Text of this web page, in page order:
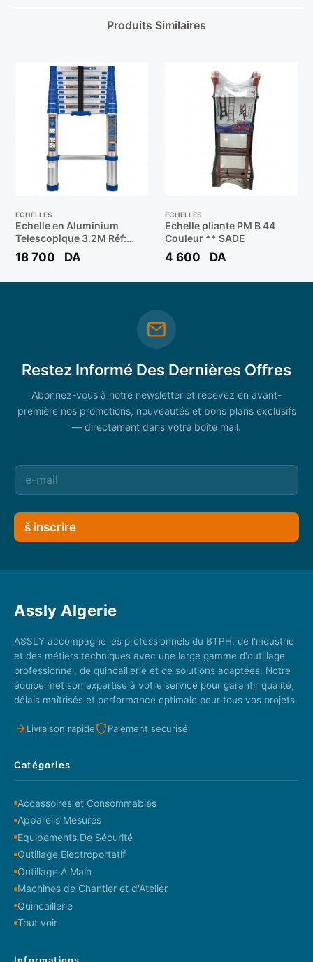
Produits Similaires
ECHELLES
Echelle en Aluminium
Telescopique 3.2M Réf:
WLD5H10 ** WADFOW
18 700 DA
ECHELLES
Echelle pliante PM B 44
Couleur ** SADE
4 600 DA
Restez Informé Des Dernières Offres
Abonnez-vous à notre newsletter et recevez en avant-
première nos promotions, nouveautés et bons plans exclusifs
— directement dans votre boîte mail.
š inscrire
Assly Algerie
ASSLY accompagne les professionnels du BTPH, de l'industrie
et des métiers techniques avec une large gamme d'outillage
professionnel, de quincaillerie et de solutions adaptées. Notre
équipe met son expertise à votre service pour garantir qualité,
délais maîtrisés et performance optimale pour tous vos projets.
Livraison rapide Paiement sécurisé
Catégories
Accessoires et Consommables
Appareils Mesures
Equipements De Sécurité
Outillage Electroportatif
Outillage A Main
Machines de Chantier et d'Atelier
Quincaillerie
Tout voir